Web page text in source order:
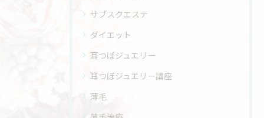
サブスクエステ
ダイエット
耳つぼジュエリー
耳つぼジュエリー講座
薄毛